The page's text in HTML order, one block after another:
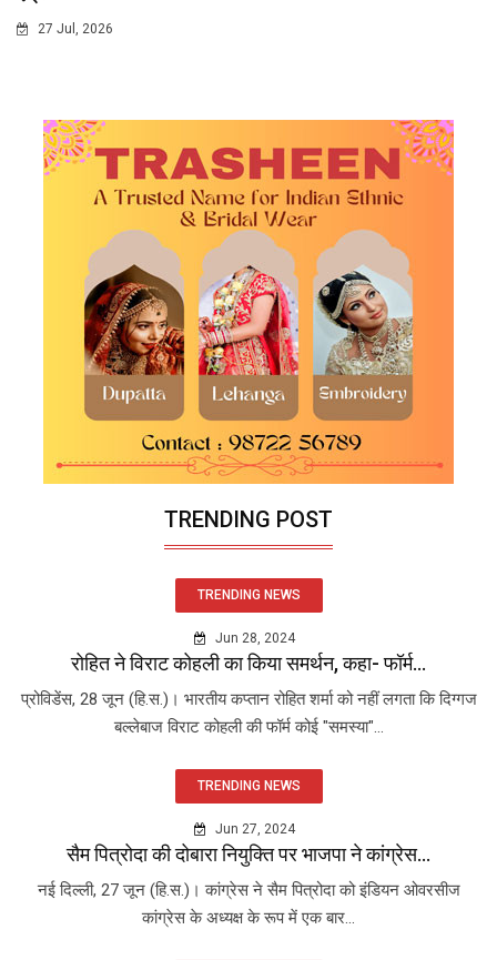
27 Jul, 2026
TRENDING POST
TRENDING NEWS
Jun 28, 2024
रोहित ने विराट कोहली का किया समर्थन, कहा- फॉर्म...
प्रोविडेंस, 28 जून (हि.स.)। भारतीय कप्तान रोहित शर्मा को नहीं लगता कि दिग्गज
बल्लेबाज विराट कोहली की फॉर्म कोई "समस्या"...
TRENDING NEWS
Jun 27, 2024
सैम पित्रोदा की दोबारा नियुक्ति पर भाजपा ने कांग्रेस...
नई दिल्ली, 27 जून (हि.स.)। कांग्रेस ने सैम पित्रोदा को इंडियन ओवरसीज
कांग्रेस के अध्यक्ष के रूप में एक बार...